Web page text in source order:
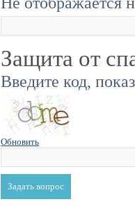
Защита от
Введите код,
Обновить